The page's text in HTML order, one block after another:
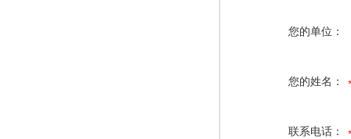
您的单位：
您的姓名：
联系电话：